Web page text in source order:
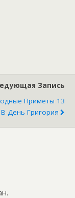
Запись
Приметы 13
День Григория